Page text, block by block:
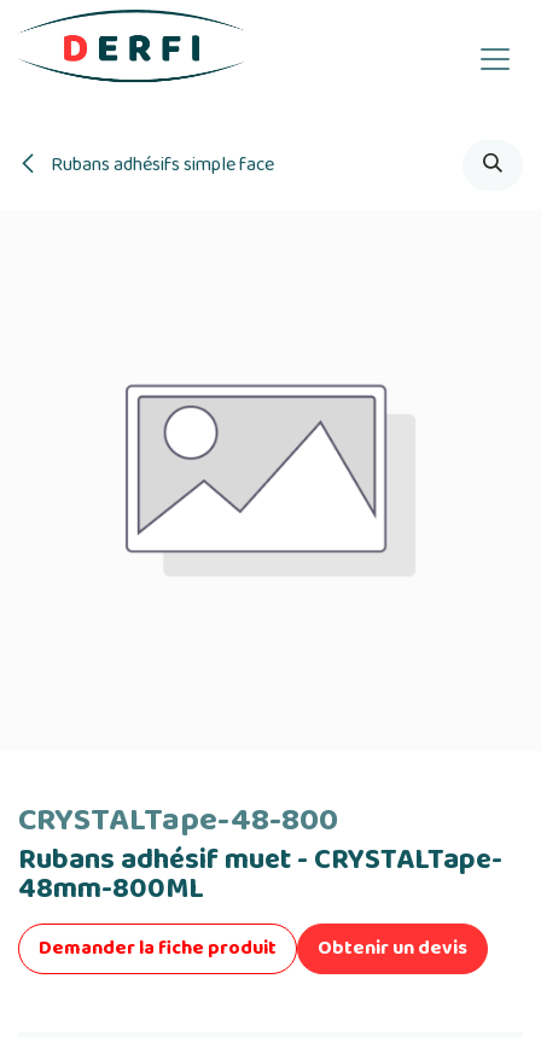
Se rendre au contenu
Rubans adhésifs simple face
CRYSTALTape-48-800
Rubans adhésif muet - CRYSTALTape-
48mm-800ML
Demander la fiche produit Obtenir un devis